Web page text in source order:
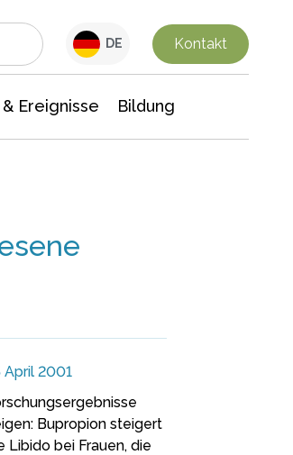
DE Kontakt
Ereignisse Bildung
April 2001
Bupropion steigert
Libido bei Frauen, die